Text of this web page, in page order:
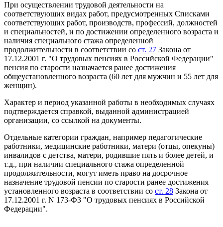
При осуществлении трудовой деятельности на
соответствующих видах работ, предусмотренных Списками
соответствующих работ, производств, профессий, должностей
и специальностей, и по достижении определенного возраста и
наличия специального стажа определенной
продолжительности в соответствии со ст. 27 Закона от
17.12.2001 г. "О трудовых пенсиях в Российской Федерации"
пенсия по старости назначается ранее достижения
общеустановленного возраста (60 лет для мужчин и 55 лет для
женщин).
Характер и период указанной работы в необходимых случаях
подтверждается справкой, выданной администрацией
организации, со ссылкой на документы.
Отдельные категории граждан, например педагогические
работники, медицинские работники, матери (отцы, опекуны)
инвалидов с детства, матери, родившие пять и более детей, и
т.д., при наличии специального стажа определенной
продолжительности, могут иметь право на досрочное
назначение трудовой пенсии по старости ранее достижения
установленного возраста в соответствии со ст. 28 Закона от
17.12.2001 г. N 173-ФЗ "О трудовых пенсиях в Российской
Федерации".